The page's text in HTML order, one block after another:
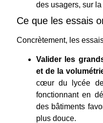
des usagers, sur
Ce que les essais
Concrètement, les
Valider les
et de la
cœur du lycée
fonctionnant en
des bâtiments
plus douce.